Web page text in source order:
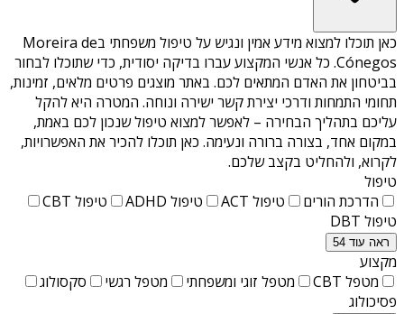
כאן תוכלו למצוא מידע אמין ונגיש על
טיפול משפחתי בMoreira de
Cónegos. כל אנשי המקצוע עברו בדיקה יסודית, כדי שתוכלו לבחור
בביטחון את האדם המתאים לכם. באתר מוצגים פרטים מלאים, זמינות,
תחומי התמחות ודרכי יצירת קשר ישירה ונוחה. המטרה היא להקל
עליכם בתהליך הבחירה – לאפשר למצוא טיפול שנכון לכם באמת,
במקום אחד, בצורה ברורה ונעימה. כאן תוכלו להכיר את האפשרויות,
לקרוא, ולהחליט בקצב שלכם.
טיפול
הדרכת הורים
טיפול ACT טיפול ADHD
טיפול CBT
טיפול DBT
ראה עוד 54
מקצוע
מטפל CBT
מטפל זוגי ומשפחתי מטפל רגשי
סקסולוג
פסיכולוג